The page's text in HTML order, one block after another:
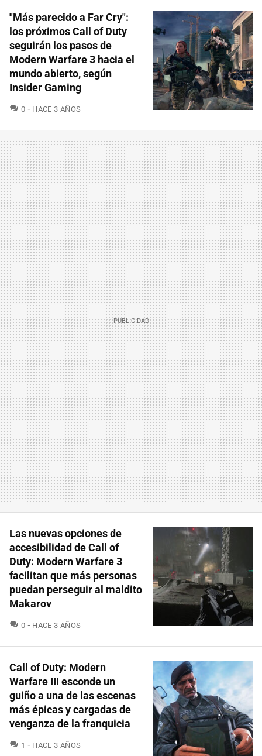
"Más parecido a Far Cry":
los próximos Call of Duty
seguirán los pasos de
Modern Warfare 3 hacia el
mundo abierto, según
Insider Gaming
0 COMENTARIOS
HACE 3 AÑOS
Las nuevas opciones de
accesibilidad de Call of
Duty: Modern Warfare 3
facilitan que más personas
puedan perseguir al maldito
Makarov
0 COMENTARIOS
HACE 3 AÑOS
Call of Duty: Modern
Warfare III esconde un
guiño a una de las escenas
más épicas y cargadas de
venganza de la franquicia
1 COMENTARIOS
HACE 3 AÑOS